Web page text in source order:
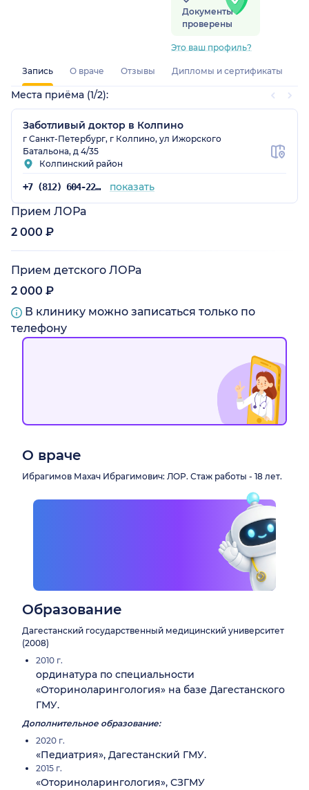
Документы
проверены
Это ваш профиль?
Запись О враче Отзывы Дипломы и сертификаты
Места приёма (1/2):
Заботливый доктор в Колпино
г Санкт-Петербург, г Колпино, ул Ижорского
Батальона, д 4/35
Колпинский район
+7 (812) 604-22-00 показать
Прием ЛОРа
2 000 ₽
Прием детского ЛОРа
2 000 ₽
В клинику можно записаться только по
телефону
О враче
Ибрагимов Махач Ибрагимович: ЛОР. Стаж работы - 18 лет.
Образование
Дагестанский государственный медицинский университет
(2008)
2010 г.
ординатура по специальности
«Оториноларингология» на базе Дагестанского
ГМУ.
Дополнительное образование:
2020 г.
«Педиатрия», Дагестанский ГМУ.
2015 г.
«Оториноларингология», СЗГМУ